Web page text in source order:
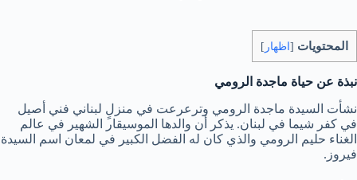
المحتويات [ اظهار ]
نبذة عن حياة ماجدة الرومي
نشأت السيدة ماجدة الرومي وترعرعت في منزلٍ لبناني فني أصيل
في كفر شيما في لبنان. يذكر أن والدها الموسيقار الشهير في عالم
الغناء حليم الرومي والذي كان له الفضل الكبير في لمعان اسم السيدة
فيروز.